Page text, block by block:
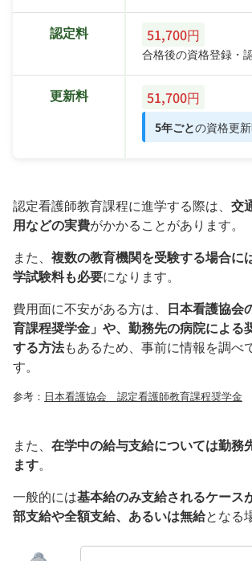
認定料 51,700円
合格後の資格登録・
更新料 51,700円
5年ごとの資格更
認定看護師教育課程に進学する際は、 交
用などの実費がかかることがあります。
また、 複数の教育機関を受験する場合に
学試験料も必要になります。
費用面に不安がある方は、 日本看護協会
育課程奨学金」や、勤務先の病院による
する方法もあるため、事前に情報を調べ
す。
参考： 日本看護協会 認定看護師教育課程奨学金
また、 在学中の給与支給については勤務
ます。
一般的には基本給のみ支給されるケース
部支給や全額支給、あるいは無給となる